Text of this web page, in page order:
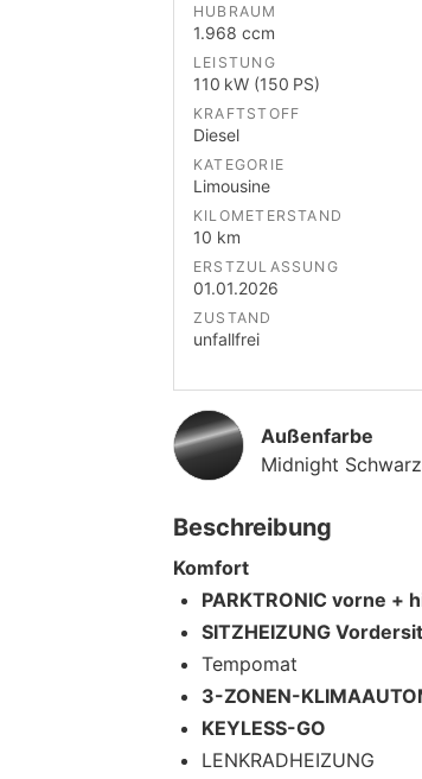
HUBRAUM
1.968 ccm
LEISTUNG
110 kW (150 PS)
KRAFTSTOFF
Diesel
KATEGORIE
Limousine
KILOMETERSTAND
10 km
ERSTZULASSUNG
01.01.2026
ZUSTAND
unfallfrei
Außenfarbe
Midnight
Beschreibung
Komfort
PARKTRONIC vorne +
SITZHEIZUNG
Tempomat
3-ZONEN-
KEYLESS-GO
LENKRADHEIZUNG